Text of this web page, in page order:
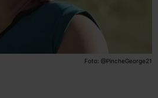
Foto: @PincheGeorge21